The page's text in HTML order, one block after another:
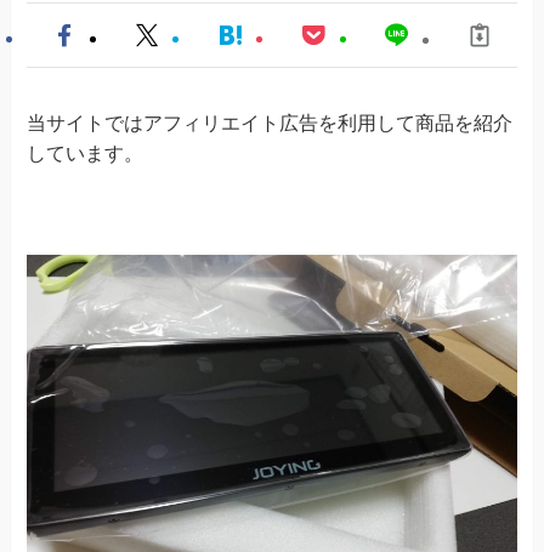
当サイトではアフィリエイト広告を利用して商品を紹介
しています。